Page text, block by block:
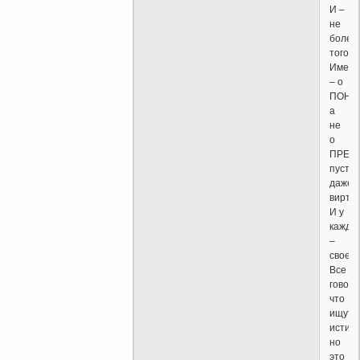
И –
не
более
того.
– о
а
не
о
пусть
даже
И у
–
свое.
Все
что
ищут
но
это